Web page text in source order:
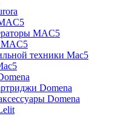
MAC5
MAC5
техники Mac5
Domena
Domena